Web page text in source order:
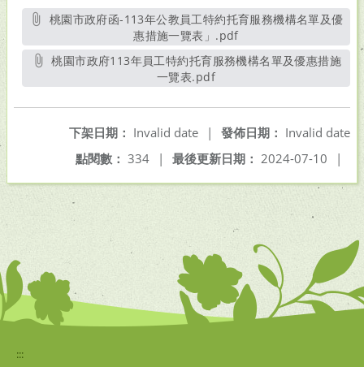
惠措施一覽表」.pdf另開新視窗
桃園市政府113年員工特約托育服務機構名單及優惠措施
一覽表.pdf另開新視窗
發佈日期： Invalid date
下架日期： Invalid date
|
最後更新日期： 2024-07-10 |
點閱數： 334 |
:::